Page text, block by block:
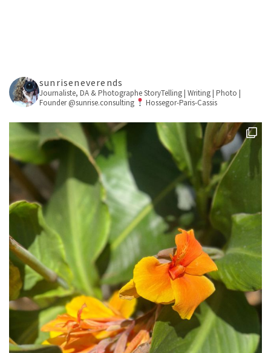
sunriseneverends
Journaliste, DA & PhotographeStoryTelling | Writing | Photo |
Founder @sunrise.consulting
Hossegor-Paris-Cassis